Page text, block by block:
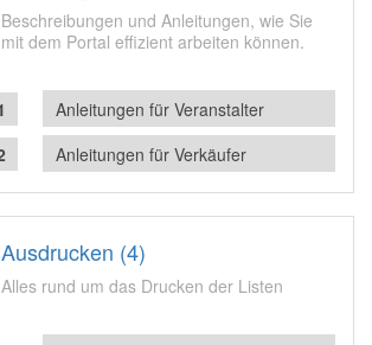
Beschreibungen und Anleitungen, wie Sie
mit dem Portal effizient arbeiten können.
Anleitungen für Veranstalter
Anleitungen für Verkäufer
Ausdrucken (4)
Alles rund um das Drucken der Listen